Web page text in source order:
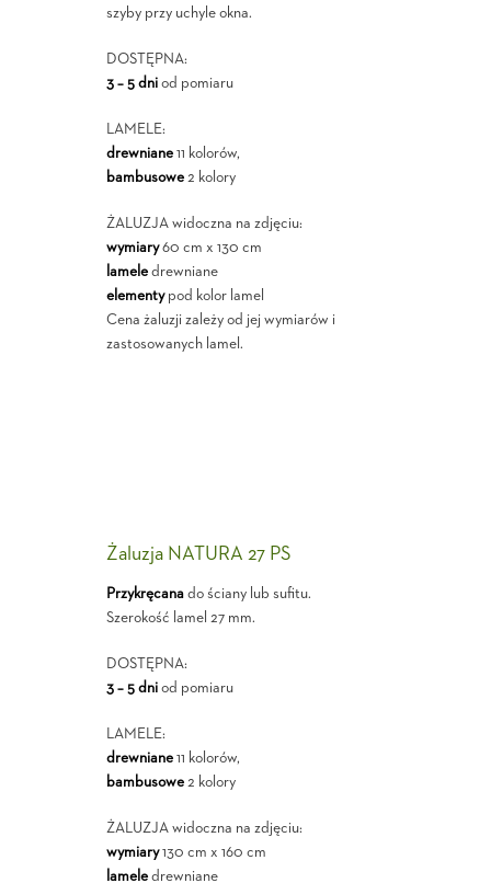
szyby przy uchyle okna.
DOSTĘPNA:
3 – 5 dniod pomiaru
LAMELE:
drewniane11 kolorów,
bambusowe2 kolory
ŻALUZJA widoczna na zdjęciu:
wymiary60 cm x 130 cm
lameledrewniane
elementypod kolor lamel
Cena żaluzji zależy od jej wymiarów i
zastosowanych lamel.
Żaluzja NATURA 27 PS
Przykręcanado ściany lub sufitu.
Szerokość lamel 27 mm.
DOSTĘPNA:
3 – 5 dniod pomiaru
LAMELE:
drewniane11 kolorów,
bambusowe2 kolory
ŻALUZJA widoczna na zdjęciu:
wymiary130 cm x 160 cm
lameledrewniane